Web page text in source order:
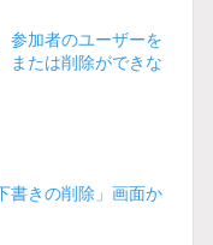
参加者のユーザーを
または削除ができな
書きの削除」画面か